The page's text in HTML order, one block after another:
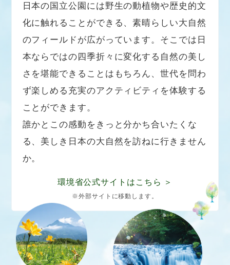
日本の国立公園には野生の動植物や歴史的文
化に触れることができる、素晴らしい大自然
のフィールドが広がっています。そこでは日
本ならではの四季折々に変化する自然の美し
さを堪能できることはもちろん、世代を問わ
ず楽しめる充実のアクティビティを体験する
ことができます。
誰かとこの感動をきっと分かち合いたくな
る、美しき日本の大自然を訪ねに行きません
か。
環境省公式サイトはこちら ＞
※外部サイトに移動します。